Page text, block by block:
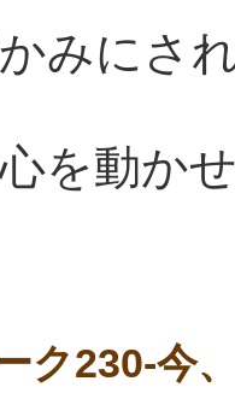
みにさ
を動か
ク230-今